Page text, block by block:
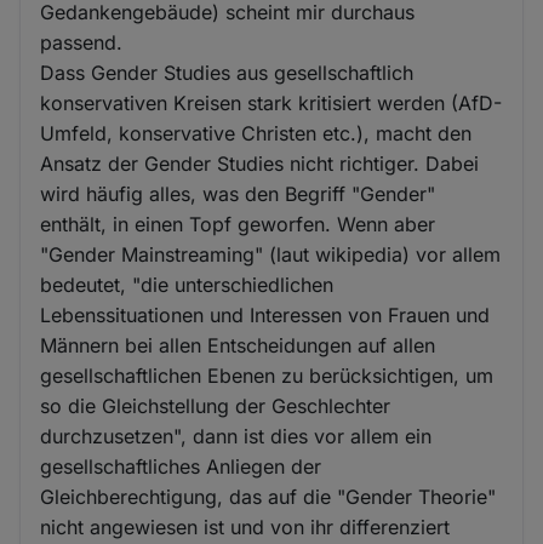
Gedankengebäude) scheint mir durchaus
passend.
Dass Gender Studies aus gesellschaftlich
konservativen Kreisen stark kritisiert werden (AfD-
Umfeld, konservative Christen etc.), macht den
Ansatz der Gender Studies nicht richtiger. Dabei
wird häufig alles, was den Begriff "Gender"
enthält, in einen Topf geworfen. Wenn aber
"Gender Mainstreaming" (laut wikipedia) vor allem
bedeutet, "die unterschiedlichen
Lebenssituationen und Interessen von Frauen und
Männern bei allen Entscheidungen auf allen
gesellschaftlichen Ebenen zu berücksichtigen, um
so die Gleichstellung der Geschlechter
durchzusetzen", dann ist dies vor allem ein
gesellschaftliches Anliegen der
Gleichberechtigung, das auf die "Gender Theorie"
nicht angewiesen ist und von ihr differenziert